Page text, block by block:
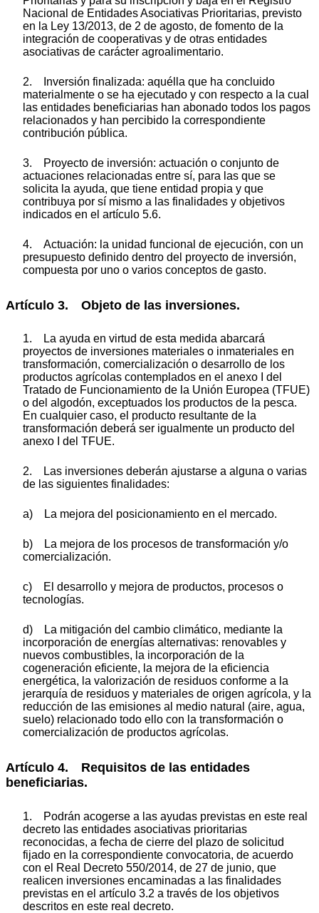
Nacional de Entidades Asociativas Prioritarias, previsto
en la Ley 13/2013, de 2 de agosto, de fomento de la
integración de cooperativas y de otras entidades
asociativas de carácter agroalimentario.
2. Inversión finalizada: aquélla que ha concluido
materialmente o se ha ejecutado y con respecto a la cual
las entidades beneficiarias han abonado todos los pagos
relacionados y han percibido la correspondiente
contribución pública.
3. Proyecto de inversión: actuación o conjunto de
actuaciones relacionadas entre sí, para las que se
solicita la ayuda, que tiene entidad propia y que
contribuya por sí mismo a las finalidades y objetivos
indicados en el artículo 5.6.
4. Actuación: la unidad funcional de ejecución, con un
presupuesto definido dentro del proyecto de inversión,
compuesta por uno o varios conceptos de gasto.
Artículo 3. Objeto de las inversiones.
1. La ayuda en virtud de esta medida abarcará
proyectos de inversiones materiales o inmateriales en
transformación, comercialización o desarrollo de los
productos agrícolas contemplados en el anexo I del
Tratado de Funcionamiento de la Unión Europea (TFUE)
o del algodón, exceptuados los productos de la pesca.
En cualquier caso, el producto resultante de la
transformación deberá ser igualmente un producto del
anexo I del TFUE.
2. Las inversiones deberán ajustarse a alguna o varias
de las siguientes finalidades:
a) La mejora del posicionamiento en el mercado.
b) La mejora de los procesos de transformación y/o
comercialización.
c) El desarrollo y mejora de productos, procesos o
tecnologías.
d) La mitigación del cambio climático, mediante la
incorporación de energías alternativas: renovables y
nuevos combustibles, la incorporación de la
cogeneración eficiente, la mejora de la eficiencia
energética, la valorización de residuos conforme a la
jerarquía de residuos y materiales de origen agrícola, y la
reducción de las emisiones al medio natural (aire, agua,
suelo) relacionado todo ello con la transformación o
comercialización de productos agrícolas.
Artículo 4. Requisitos de las entidades
beneficiarias.
1. Podrán acogerse a las ayudas previstas en este real
decreto las entidades asociativas prioritarias
reconocidas, a fecha de cierre del plazo de solicitud
fijado en la correspondiente convocatoria, de acuerdo
con el Real Decreto 550/2014, de 27 de junio, que
realicen inversiones encaminadas a las finalidades
previstas en el artículo 3.2 a través de los objetivos
descritos en este real decreto.